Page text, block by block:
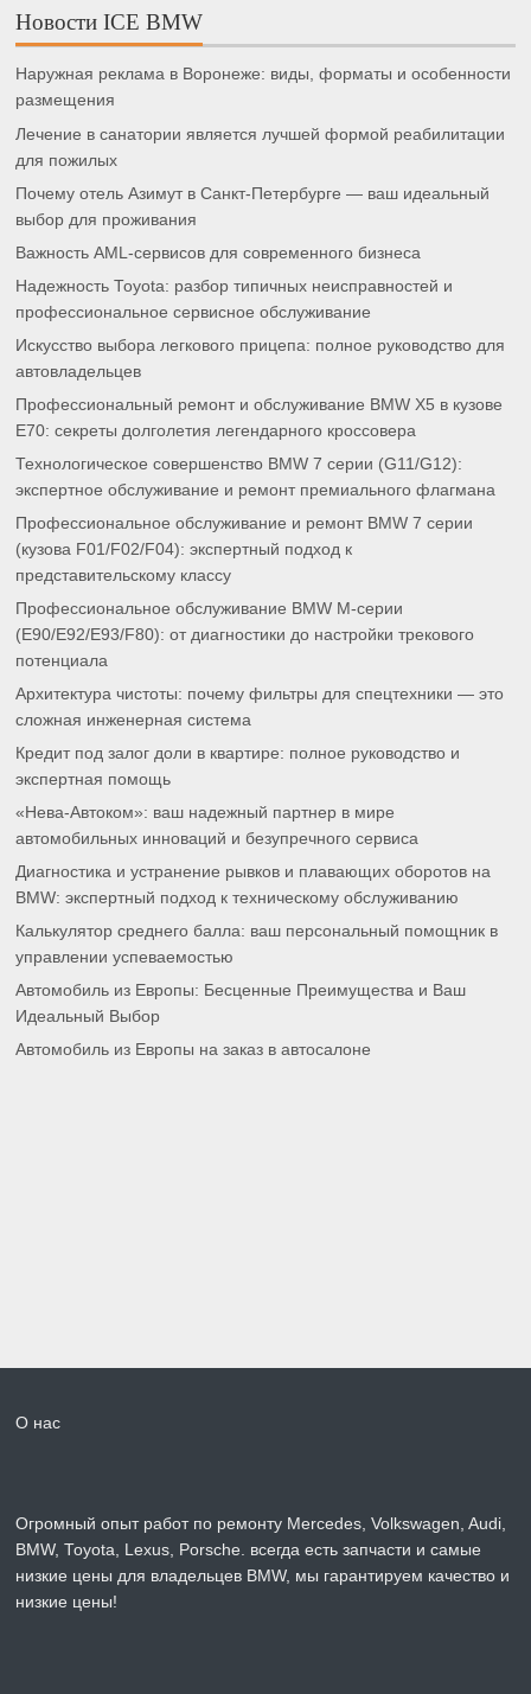
Новости ICE BMW
Наружная реклама в Воронеже: виды, форматы и особенности
размещения
Лечение в санатории является лучшей формой реабилитации
для пожилых
Почему отель Азимут в Санкт-Петербурге — ваш идеальный
выбор для проживания
Важность AML-сервисов для современного бизнеса
Надежность Toyota: разбор типичных неисправностей и
профессиональное сервисное обслуживание
Искусство выбора легкового прицепа: полное руководство для
автовладельцев
Профессиональный ремонт и обслуживание BMW X5 в кузове
E70: секреты долголетия легендарного кроссовера
Технологическое совершенство BMW 7 серии (G11/G12):
экспертное обслуживание и ремонт премиального флагмана
Профессиональное обслуживание и ремонт BMW 7 серии
(кузова F01/F02/F04): экспертный подход к
представительскому классу
Профессиональное обслуживание BMW M-серии
(E90/E92/E93/F80): от диагностики до настройки трекового
потенциала
Архитектура чистоты: почему фильтры для спецтехники — это
сложная инженерная система
Кредит под залог доли в квартире: полное руководство и
экспертная помощь
«Нева-Автоком»: ваш надежный партнер в мире
автомобильных инноваций и безупречного сервиса
Диагностика и устранение рывков и плавающих оборотов на
BMW: экспертный подход к техническому обслуживанию
Калькулятор среднего балла: ваш персональный помощник в
управлении успеваемостью
Автомобиль из Европы: Бесценные Преимущества и Ваш
Идеальный Выбор
Автомобиль из Европы на заказ в автосалоне
О нас
Огромный опыт работ по ремонту Mercedes, Volkswagen, Audi,
BMW, Toyota, Lexus, Porsche. всегда есть запчасти и самые
низкие цены для владельцев BMW, мы гарантируем качество и
низкие цены!